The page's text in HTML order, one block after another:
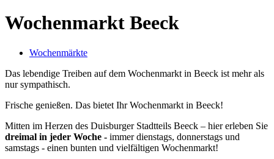
Wochenmarkt Beeck
Wochenmärkte
Das lebendige Treiben auf dem Wochenmarkt in Beeck ist mehr als
nur sympathisch.
Frische genießen. Das bietet Ihr Wochenmarkt in Beeck!
Mitten im Herzen des Duisburger Stadtteils Beeck – hier erleben Sie
dreimal in jeder Woche - immer dienstags, donnerstags und
samstags - einen bunten und vielfältigen Wochenmarkt!